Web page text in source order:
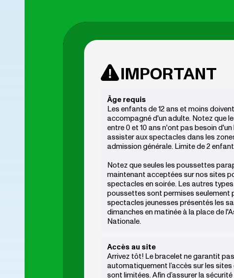
IMPORTANT
Âge requis
Les enfants de 12 ans et moins
accompagné d'un adulte. Notez que
entre 0 et 10 ans n'ont pas besoin
assister aux spectacles dans les
admission générale. Limite de 2
Notez que seules les poussettes
maintenant acceptées sur nos sites
spectacles en soirée. Les autres
poussettes sont permises seulement
spectacles jeunesses présentés les
dimanches en matinée à la place de
Nationale.
Accès au site
Arrivez tôt! Le bracelet ne garantit pas
automatiquement l’accès sur les
sont limitées. Afin d’assurer la